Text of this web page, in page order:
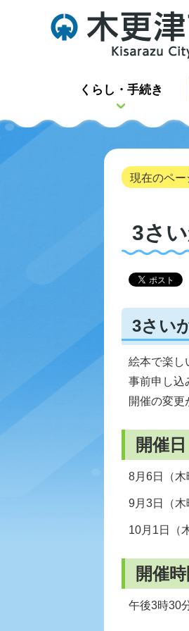
くらし・手続き
現在のペー
3さ
3さい
絵本で楽し
事前申し込
開催の変更
開催日
8月6日（木
9月3日（木
10月1日（
開催時
午後3時30